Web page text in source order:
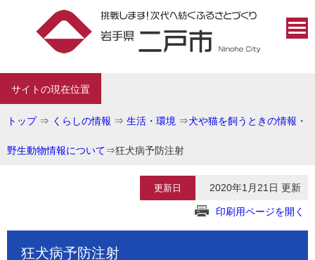
サイトの現在位置
トップ⇒ くらしの情報 ⇒ 生活・環境 ⇒犬や猫を飼うときの情報・
野生動物情報について⇒狂犬病予防注射
更新日 2020年1月21日 更新
印刷用ページを開く
狂犬病予防注射